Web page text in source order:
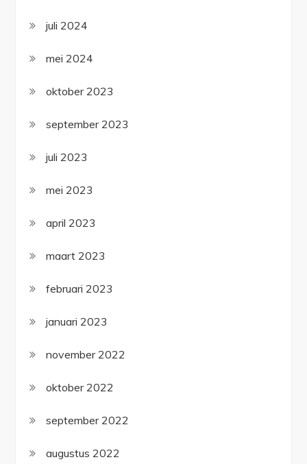
juli 2024
mei 2024
oktober 2023
september 2023
juli 2023
mei 2023
april 2023
maart 2023
februari 2023
januari 2023
november 2022
oktober 2022
september 2022
augustus 2022